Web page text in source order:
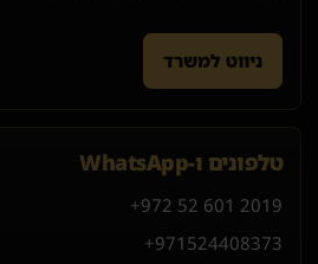
ניווט למשרד
טלפונים ו-WhatsApp
+972 52 601 2019
+971 524408373